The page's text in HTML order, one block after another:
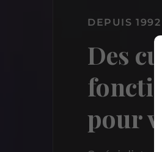
DEPUIS 1992
Des
pour